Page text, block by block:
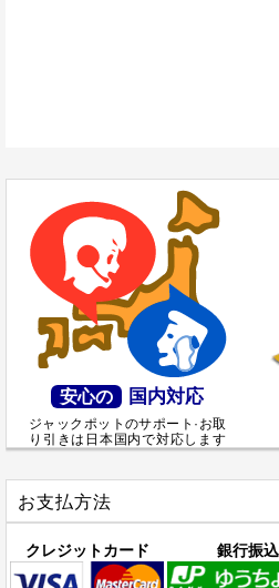
安心の 国内対応
ジャックポットのサポート·お取
り引きは日本国内で対応します
お支払方法
クレジットカード 銀行振込